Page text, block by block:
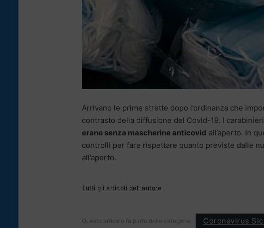
Arrivano le prime strette dopo l’ordinanza che
contrasto della diffusione del Covid-19. I
erano senza mascherine anticovid all’aperto. In
controlli per fare rispettare quanto previste dalle
all’aperto.
Tutti gli articoli dell'autore
Questo articolo fa parte delle categorie: Coronavirus